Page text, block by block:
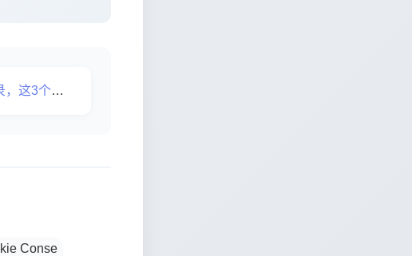
长都没想到